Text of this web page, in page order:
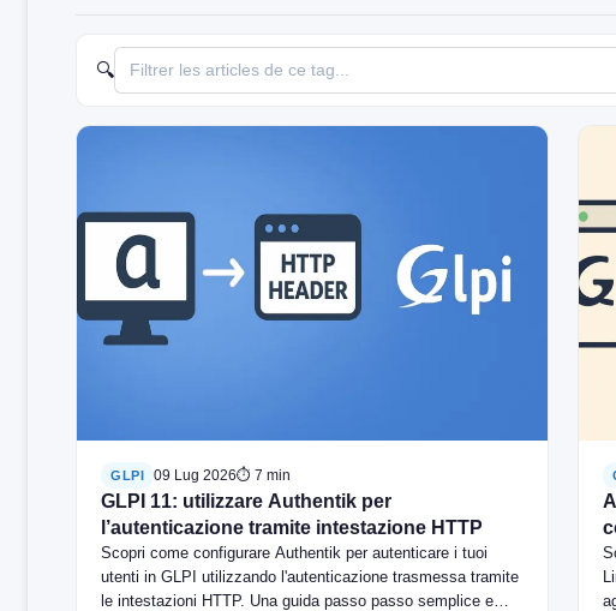
🔍
GLPI 09 Lug 2026⏱ 7 min
GLPI 11: utilizzare Authentik per
l’autenticazione tramite intestazione HTTP
Scopri come configurare Authentik per autenticare i tuoi
utenti in GLPI utilizzando l'autenticazione trasmessa tramite
le intestazioni HTTP. Una guida passo passo semplice e